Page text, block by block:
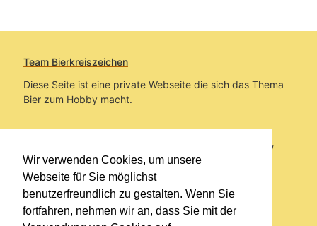
Wir verwenden Cookies, um unsere
Webseite für Sie möglichst
benutzerfreundlich zu gestalten. Wenn Sie
fortfahren, nehmen wir an, dass Sie mit der
Team Bierkreiszeichen
Diese Seite ist eine private Webseite die sich das Thema
Bier zum Hobby macht.
Sie befinden sich auf https://www.bierkreiszeichen.at/
im Pfad:Bierkreiszeichen/Gesammelte Biere
Erstellt: 2026-08-07